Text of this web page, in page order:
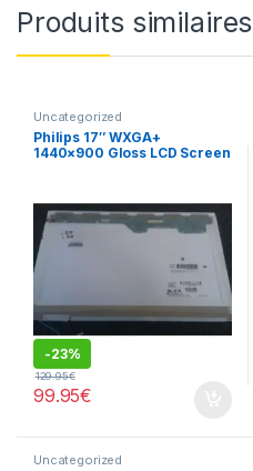
Produits similaires
Uncategorized
Philips 17″ WXGA+
1440×900 Gloss LCD Screen
-23%
99.95€
129.95€
Uncategorized